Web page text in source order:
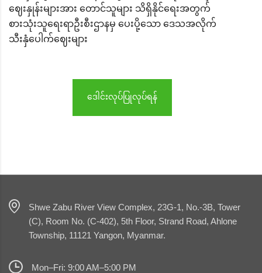
ဈေးနှုန်းများအား တောင်သူများ သိရှိနိုင်ရေးအတွက်
စားသုံးသူရေးရာဦးစီးဌာနမှ ပေးပို့သော ဒေသအလိုက်
သီးနှံပေါက်ဈေးများ
ဒေါင်းလုပ်ပြုလုပ်ရန်
Shwe Zabu River View Complex, 23G-1, No.-3B, Tower
(C), Room No. (C-402), 5th Floor, Strand Road, Ahlone
Township, 11121 Yangon, Myanmar.
Mon–Fri: 9:00 AM–5:00 PM